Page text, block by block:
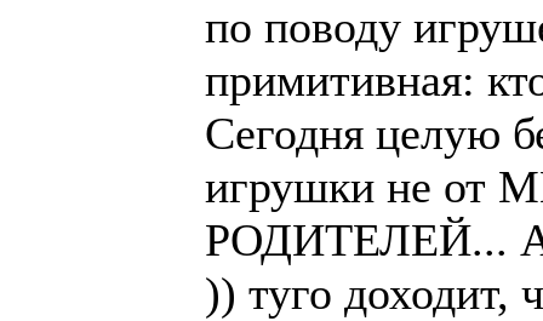
по поводу
примитивная:
Сегодня целую
игрушки не от
РОДИТЕЛЕЙ... А
)) туго доходит,